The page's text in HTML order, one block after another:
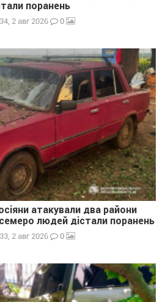
поранень
2 авг 2026 0
атакували два райони
людей дістали поранень
2 авг 2026 0